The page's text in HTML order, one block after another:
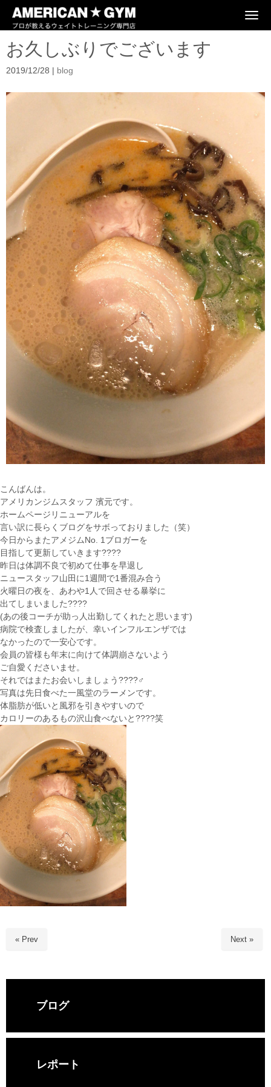
N
o
お久しぶりでございます
2019/12/28 | blog
こんばんは。
アメリカンジムスタッフ 濱元です。
ホームページリニューアルを
言い訳に長らくブログをサボっておりました（笑）
今日からまたアメジムNo. 1ブロガーを
目指して更新していきます????
昨日は体調不良で初めて仕事を早退し
ニュースタッフ山田に1週間で1番混み合う
火曜日の夜を、あわや1人で回させる暴挙に
出てしまいました????
(あの後コーチが助っ人出勤してくれたと思います)
病院で検査しましたが、幸いインフルエンザでは
なかったので一安心です。
会員の皆様も年末に向けて体調崩さないよう
ご自愛くださいませ。
それではまたお会いしましょう????‍♂️
写真は先日食べた一風堂のラーメンです。
体脂肪が低いと風邪を引きやすいので
カロリーのあるもの沢山食べないと????笑
« Prev Next »
ブログ
レポート